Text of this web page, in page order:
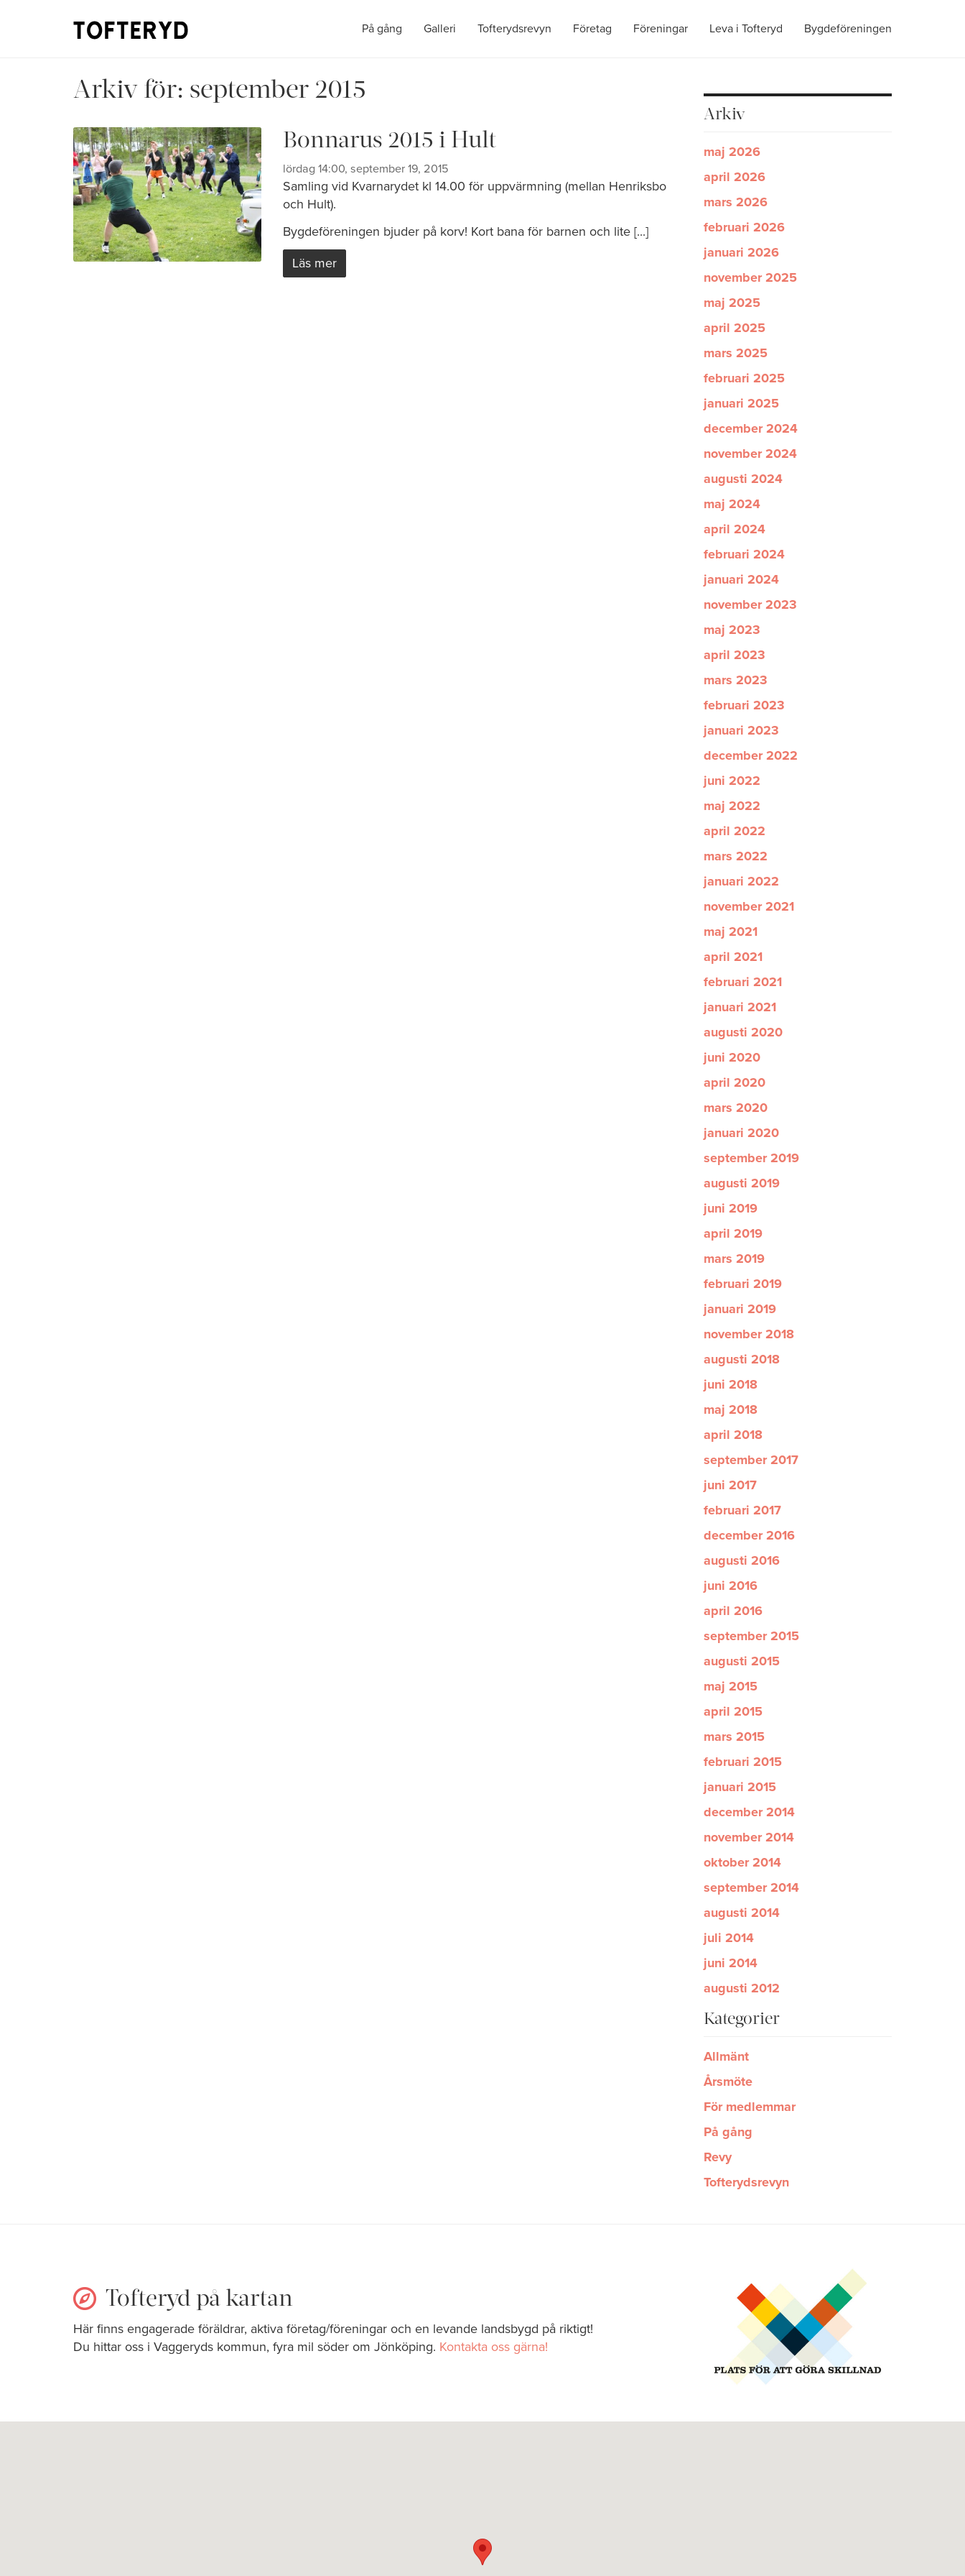
På gång Galleri Tofterydsrevyn Företag Föreningar Leva i Tofteryd Bygdeföreningen
Arkiv för: september 2015
Bonnarus 2015 i Hult
lördag 14:00, september 19, 2015
Samling vid Kvarnarydet kl 14.00 för uppvärmning (mellan Henriksbo
och Hult).
Bygdeföreningen bjuder på korv! Kort bana för barnen och lite [...]
Läs mer
Arkiv
maj 2026
april 2026
mars 2026
februari 2026
januari 2026
november 2025
maj 2025
april 2025
mars 2025
februari 2025
januari 2025
december 2024
november 2024
augusti 2024
maj 2024
april 2024
februari 2024
januari 2024
november 2023
maj 2023
april 2023
mars 2023
februari 2023
januari 2023
december 2022
juni 2022
maj 2022
april 2022
mars 2022
januari 2022
november 2021
maj 2021
april 2021
februari 2021
januari 2021
augusti 2020
juni 2020
april 2020
mars 2020
januari 2020
september 2019
augusti 2019
juni 2019
april 2019
mars 2019
februari 2019
januari 2019
november 2018
augusti 2018
juni 2018
maj 2018
april 2018
september 2017
juni 2017
februari 2017
december 2016
augusti 2016
juni 2016
april 2016
september 2015
augusti 2015
maj 2015
april 2015
mars 2015
februari 2015
januari 2015
december 2014
november 2014
oktober 2014
september 2014
augusti 2014
juli 2014
juni 2014
augusti 2012
Kategorier
Allmänt
Årsmöte
För medlemmar
På gång
Revy
Tofterydsrevyn
Tofteryd på kartan
Här finns engagerade föräldrar, aktiva företag/föreningar och en levande landsbygd på riktigt!
Du hittar oss i Vaggeryds kommun, fyra mil söder om Jönköping. Kontakta oss gärna!